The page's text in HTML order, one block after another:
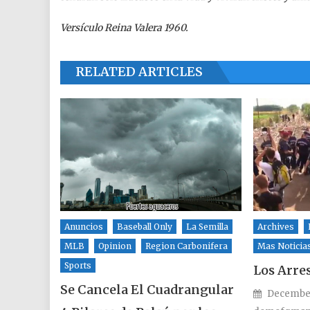
Versículo Reina Valera 1960.
RELATED ARTICLES
Anuncios Baseball Only
La Semilla
MLB
Opinion
Region Carbonifera
Sports
Se Cancela El Cuadrangular
Archives
Mas
Los
Posted on